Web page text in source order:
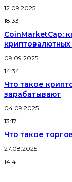
12.09.2025
18:33
CoinMarketCap:
09.09.2025
14:34
Что такое
зарабатывают
04.09.2025
13:17
Что такое
27.08.2025
14:41